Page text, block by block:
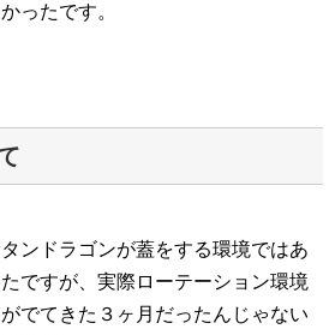
ったです。
ンドラゴンが蓋をする環境ではあ
ですが、実際ローテーション環境
でてきた３ヶ月だったんじゃない